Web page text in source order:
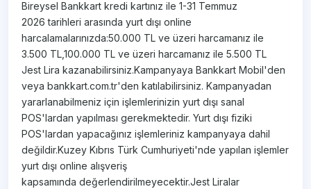
Bireysel Bankkart kredi kartınız ile 1-31 Temmuz
2026 tarihleri arasında yurt dışı online
harcalamalarınızda:50.000 TL ve üzeri harcamanız ile
3.500 TL,100.000 TL ve üzeri harcamanız ile 5.500 TL
Jest Lira kazanabilirsiniz.Kampanyaya Bankkart Mobil'den
veya bankkart.com.tr'den katılabilirsiniz. Kampanyadan
yararlanabilmeniz için işlemlerinizin yurt dışı sanal
POS'lardan yapılması gerekmektedir. Yurt dışı fiziki
POS'lardan yapacağınız işlemleriniz kampanyaya dahil
değildir.Kuzey Kıbrıs Türk Cumhuriyeti'nde yapılan işlemler
yurt dışı online alışveriş
kapsamında değerlendirilmeyecektir.Jest Liralar